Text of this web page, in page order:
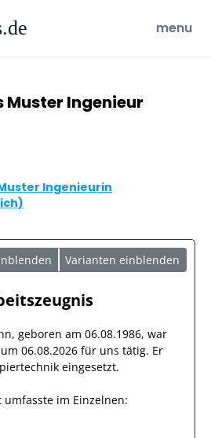
open
menu
Ingenieur
Ingenieurin
Varianten einblenden
, geboren am 06.08.1986, war
06.08.2026 für uns tätig. Er
eingesetzt.
im Einzelnen: